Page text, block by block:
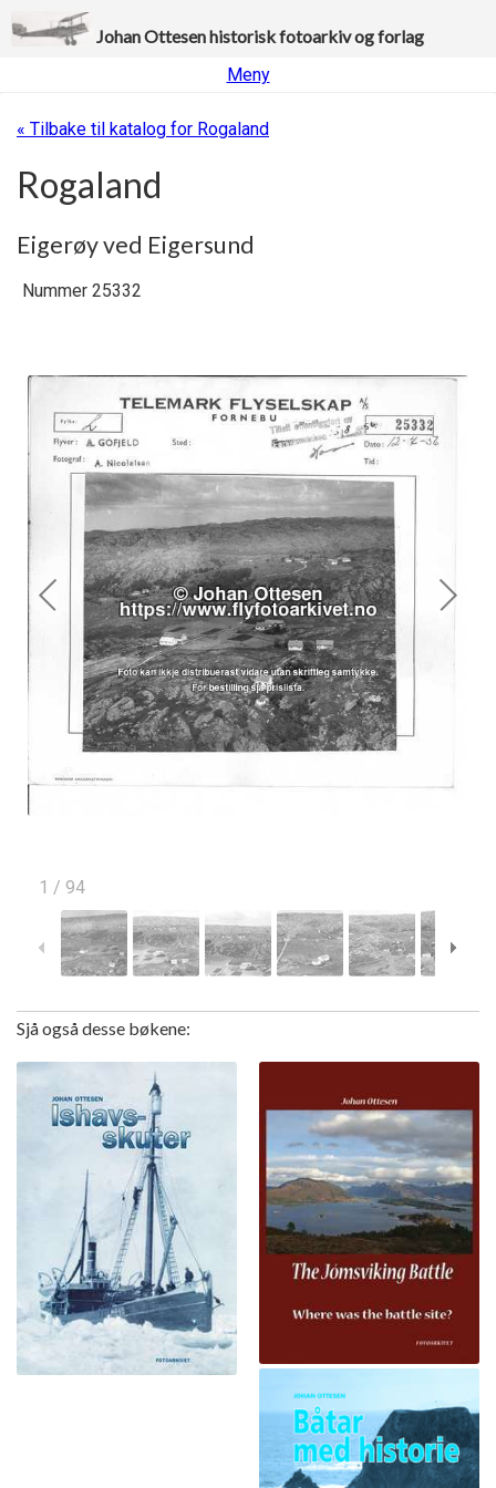
Johan Ottesen historisk fotoarkiv og forlag
Meny
« Tilbake til katalog for Rogaland
Rogaland
Eigerøy ved Eigersund
1 / 94
Nummer 25332
Sjå også desse bøkene: